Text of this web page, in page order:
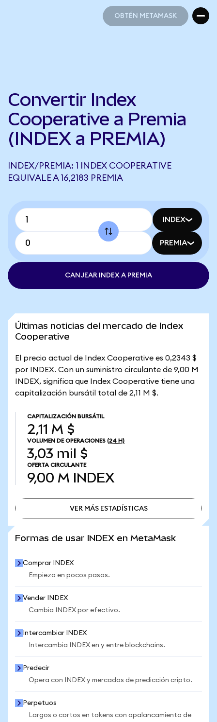
OBTÉN METAMASK
Convertir Index
Cooperative a Premia
(INDEX a PREMIA)
INDEX/PREMIA: 1 INDEX COOPERATIVE
EQUIVALE A 16,2183 PREMIA
INDEX
PREMIA
CANJEAR INDEX A PREMIA
Últimas noticias del mercado de Index
Cooperative
El precio actual de Index Cooperative es 0,2343 $
por INDEX. Con un suministro circulante de 9,00 M
INDEX, significa que Index Cooperative tiene una
capitalización bursátil total de 2,11 M $.
CAPITALIZACIÓN BURSÁTIL
2,11 M $
VOLUMEN DE OPERACIONES (24 H)
3,03 mil $
OFERTA CIRCULANTE
9,00 M INDEX
VER MÁS ESTADÍSTICAS
Formas de usar INDEX en MetaMask
Comprar INDEX
Empieza en pocos pasos.
Vender INDEX
Cambia INDEX por efectivo.
Intercambiar INDEX
Intercambia INDEX en y entre blockchains.
Predecir
Opera con INDEX y mercados de predicción cripto.
Perpetuos
Largos o cortos en tokens con apalancamiento de